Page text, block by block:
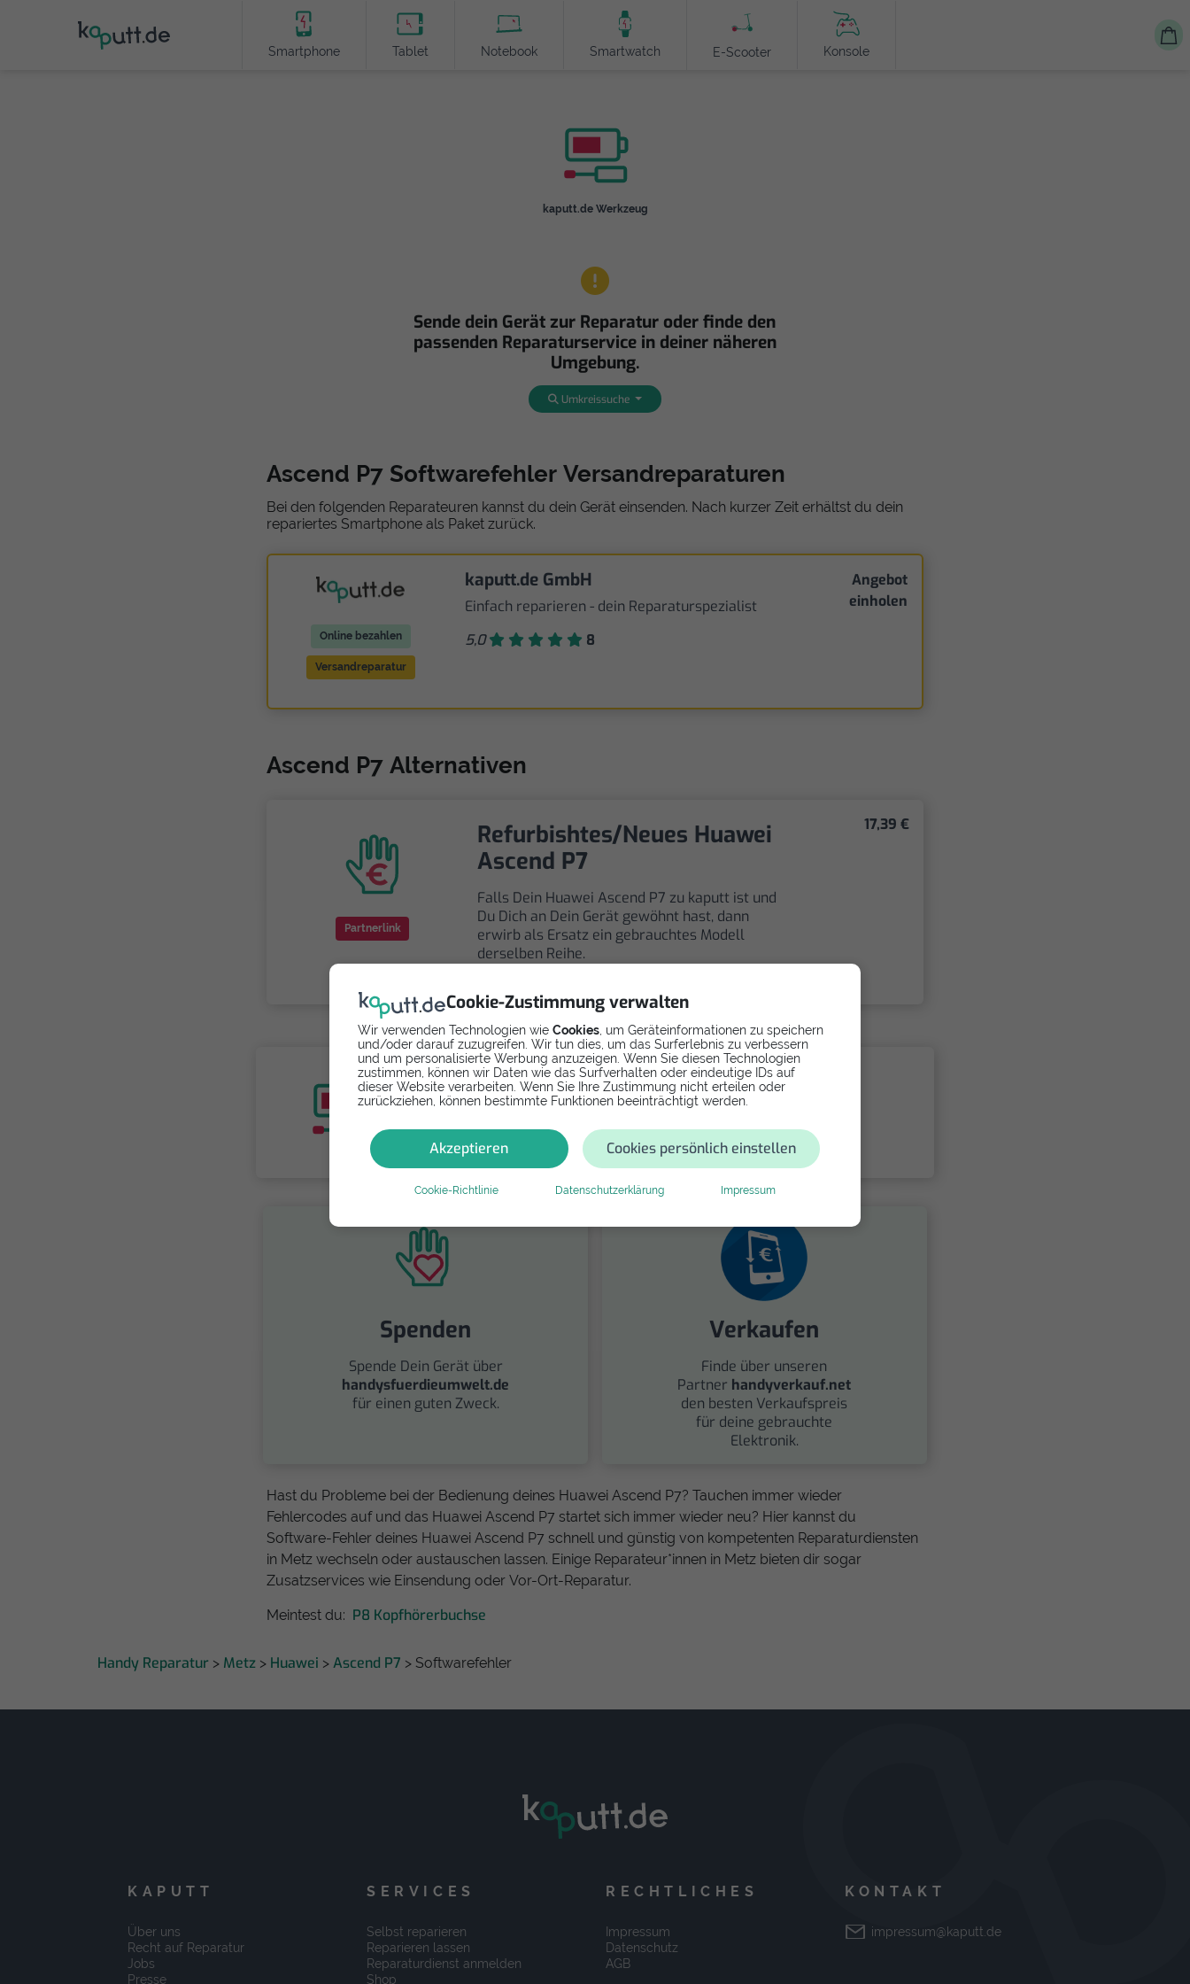
Cookie-Zustimmung verwalten
Wir verwenden Technologien wie Cookies , um Geräteinformationen zu speichern
und/oder darauf zuzugreifen. Wir tun dies, um das Surferlebnis zu verbessern
und um personalisierte Werbung anzuzeigen. Wenn Sie diesen Technologien
zustimmen, können wir Daten wie das Surfverhalten oder eindeutige IDs auf
dieser Website verarbeiten. Wenn Sie Ihre Zustimmung nicht erteilen oder
zurückziehen, können bestimmte Funktionen beeinträchtigt werden.
Akzeptieren Cookies persönlich einstellen
Cookie-Richtlinie Datenschutzerklärung Impressum
Smartphone Tablet Notebook Smartwatch E-Scooter Konsole
kaputt.de Werkzeug
Sende dein Gerät zur Reparatur oder finde den
passenden Reparaturservice in deiner näheren
Umgebung.
Umkreissuche
Ascend P7 Softwarefehler Versandreparaturen
Bei den folgenden Reparateuren kannst du dein Gerät einsenden. Nach kurzer Zeit erhältst du dein
repariertes Smartphone als Paket zurück.
Online bezahlen
Versandreparatur
kaputt.de GmbH
Einfach reparieren - dein Reparaturspezialist
5,0
8
Angebot
einholen
Ascend P7 Alternativen
Partnerlink
Refurbishtes/Neues Huawei
Ascend P7
Falls Dein Huawei Ascend P7 zu kaputt ist und
Du Dich an Dein Gerät gewöhnt hast, dann
erwirb als Ersatz ein gebrauchtes Modell
derselben Reihe.
17,39 €
Selbst reparieren
Videoanleitung selbst. Ersatzteile ab
Spenden
Spende Dein Gerät über
handysfuerdieumwelt.de
für einen guten Zweck.
Verkaufen
Finde über unseren
Partner handyverkauf.net
den besten Verkaufspreis
für deine gebrauchte
Elektronik.
Hast du Probleme bei der Bedienung deines Huawei Ascend P7? Tauchen immer wieder
Fehlercodes auf und das Huawei Ascend P7 startet sich immer wieder neu? Hier kannst du
Software-Fehler deines Huawei Ascend P7 schnell und günstig von kompetenten Reparaturdiensten
in Metz wechseln oder austauschen lassen. Einige Reparateur*innen in Metz bieten dir sogar
Zusatzservices wie Einsendung oder Vor-Ort-Reparatur.
Meintest du: P8 Kopfhörerbuchse
Handy Reparatur > Metz > Huawei > Ascend P7 > Softwarefehler
KAPUTT
Über uns
Recht auf Reparatur
Jobs
Presse
SERVICES
Selbst reparieren
Reparieren lassen
Reparaturdienst anmelden
Shop
RECHTLICHES
Impressum
Datenschutz
AGB
KONTAKT
impressum@kaputt.de